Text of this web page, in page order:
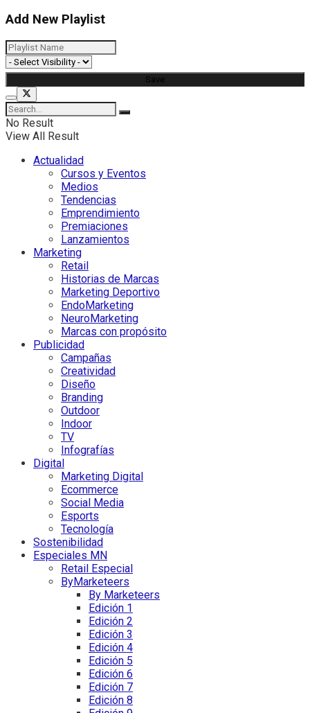
Add New Playlist
No Result
View All Result
Actualidad
Cursos y Eventos
Medios
Tendencias
Emprendimiento
Premiaciones
Lanzamientos
Marketing
Retail
Historias de Marcas
Marketing Deportivo
EndoMarketing
NeuroMarketing
Marcas con propósito
Publicidad
Campañas
Creatividad
Diseño
Branding
Outdoor
Indoor
TV
Infografías
Digital
Marketing Digital
Ecommerce
Social Media
Esports
Tecnología
Sostenibilidad
Especiales MN
Retail Especial
ByMarketeers
By Marketeers
Edición 1
Edición 2
Edición 3
Edición 4
Edición 5
Edición 6
Edición 7
Edición 8